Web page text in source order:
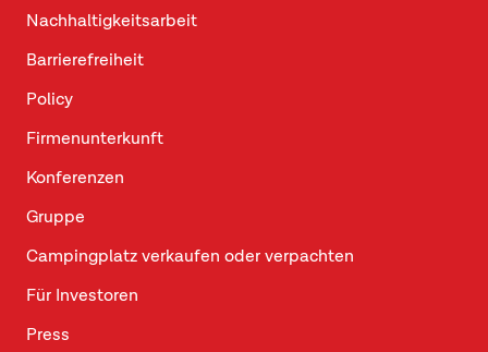
Nachhaltigkeitsarbeit
Barrierefreiheit
Policy
Firmenunterkunft
Konferenzen
Gruppe
Campingplatz verkaufen oder verpachten
Für Investoren
Press